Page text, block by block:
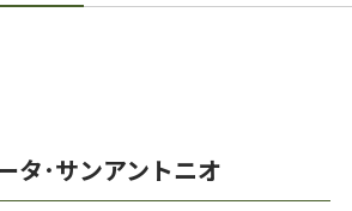
タ･サンアントニオ